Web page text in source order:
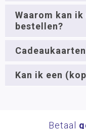
Retourneren
Bestelling herroepen
Zichtzending
Contact
Waarom kan
bestellen?
Kan ik een
Betaal